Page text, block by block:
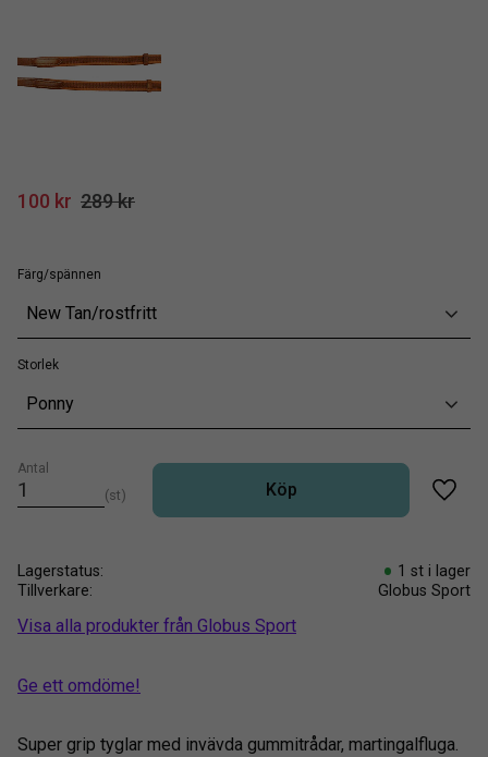
Nedsatt pris:
100 kr Ordinarie pris:
289kr
Färg/spännen
New Tan/rostfritt
Storlek
Ponny
Antal
st Köp
Lägg
Lagerstatus
1 st i lager
Tillverkare
Globus Sport
Visa alla produkter från Globus Sport
Ge ett omdöme!
Super grip tyglar med invävda gummitrådar, martingalfluga.